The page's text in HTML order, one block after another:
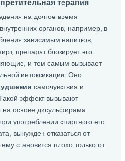
терапия
на долгое время
органов, например, в
зависимым напитков,
препарат блокирует его
и тем самым вызывает
интоксикации. Оно
самочувствия и
эффект вызывают
основе дисульфирама.
употреблении спиртного его
вынужден отказаться от
становится плохо только от